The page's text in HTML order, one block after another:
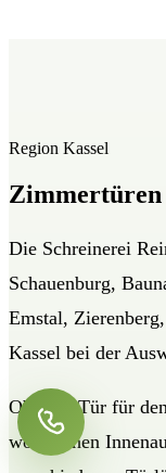
Region Kassel
Zimmertüren
Die Schreinerei
Schauenburg,
Emstal,
Kassel bei der
Ob CPL Tür für
wohnlichen